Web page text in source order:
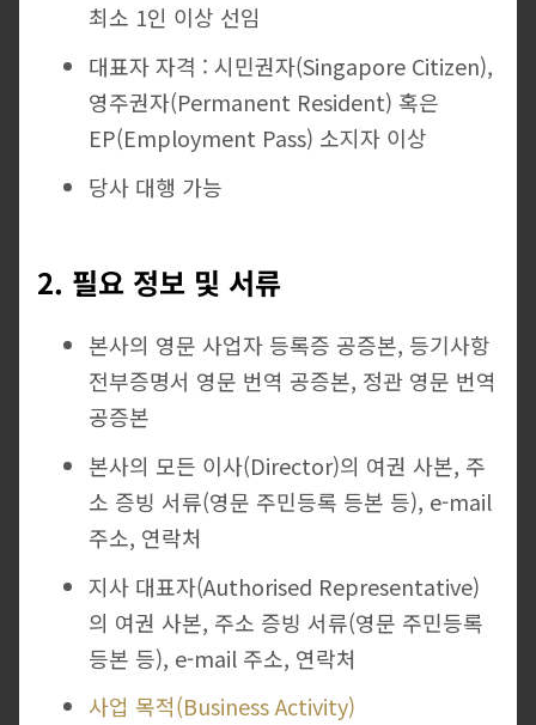
최소 1인 이상 선임
대표자 자격 : 시민권자(Singapore Citizen),
영주권자(Permanent Resident) 혹은
EP(Employment Pass) 소지자 이상
당사 대행 가능
2. 필요 정보 및 서류
본사의 영문 사업자 등록증 공증본, 등기사항
전부증명서 영문 번역 공증본, 정관 영문 번역
공증본
본사의 모든 이사(Director)의 여권 사본, 주
소 증빙 서류(영문 주민등록 등본 등), e-mail
주소, 연락처
지사 대표자(Authorised Representative)
의 여권 사본, 주소 증빙 서류(영문 주민등록
등본 등), e-mail 주소, 연락처
사업 목적(Business Activity)